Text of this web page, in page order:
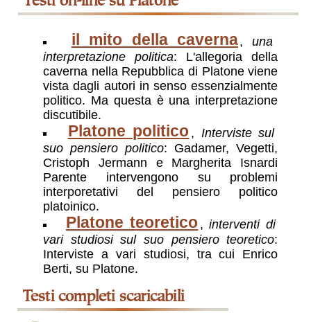
il mito della caverna, una
interpretazione politica: L'allegoria della
caverna nella Repubblica di Platone viene
vista dagli autori in senso essenzialmente
politico. Ma questa è una interpretazione
discutibile.
Platone politico , Interviste sul
suo pensiero politico: Gadamer, Vegetti,
Cristoph Jermann e Margherita Isnardi
Parente intervengono su problemi
interporetativi del pensiero politico
platoinico.
Platone teoretico ,interventi di
vari studiosi sul suo pensiero teoretico:
Interviste a vari studiosi, tra cui Enrico
Berti, su Platone.